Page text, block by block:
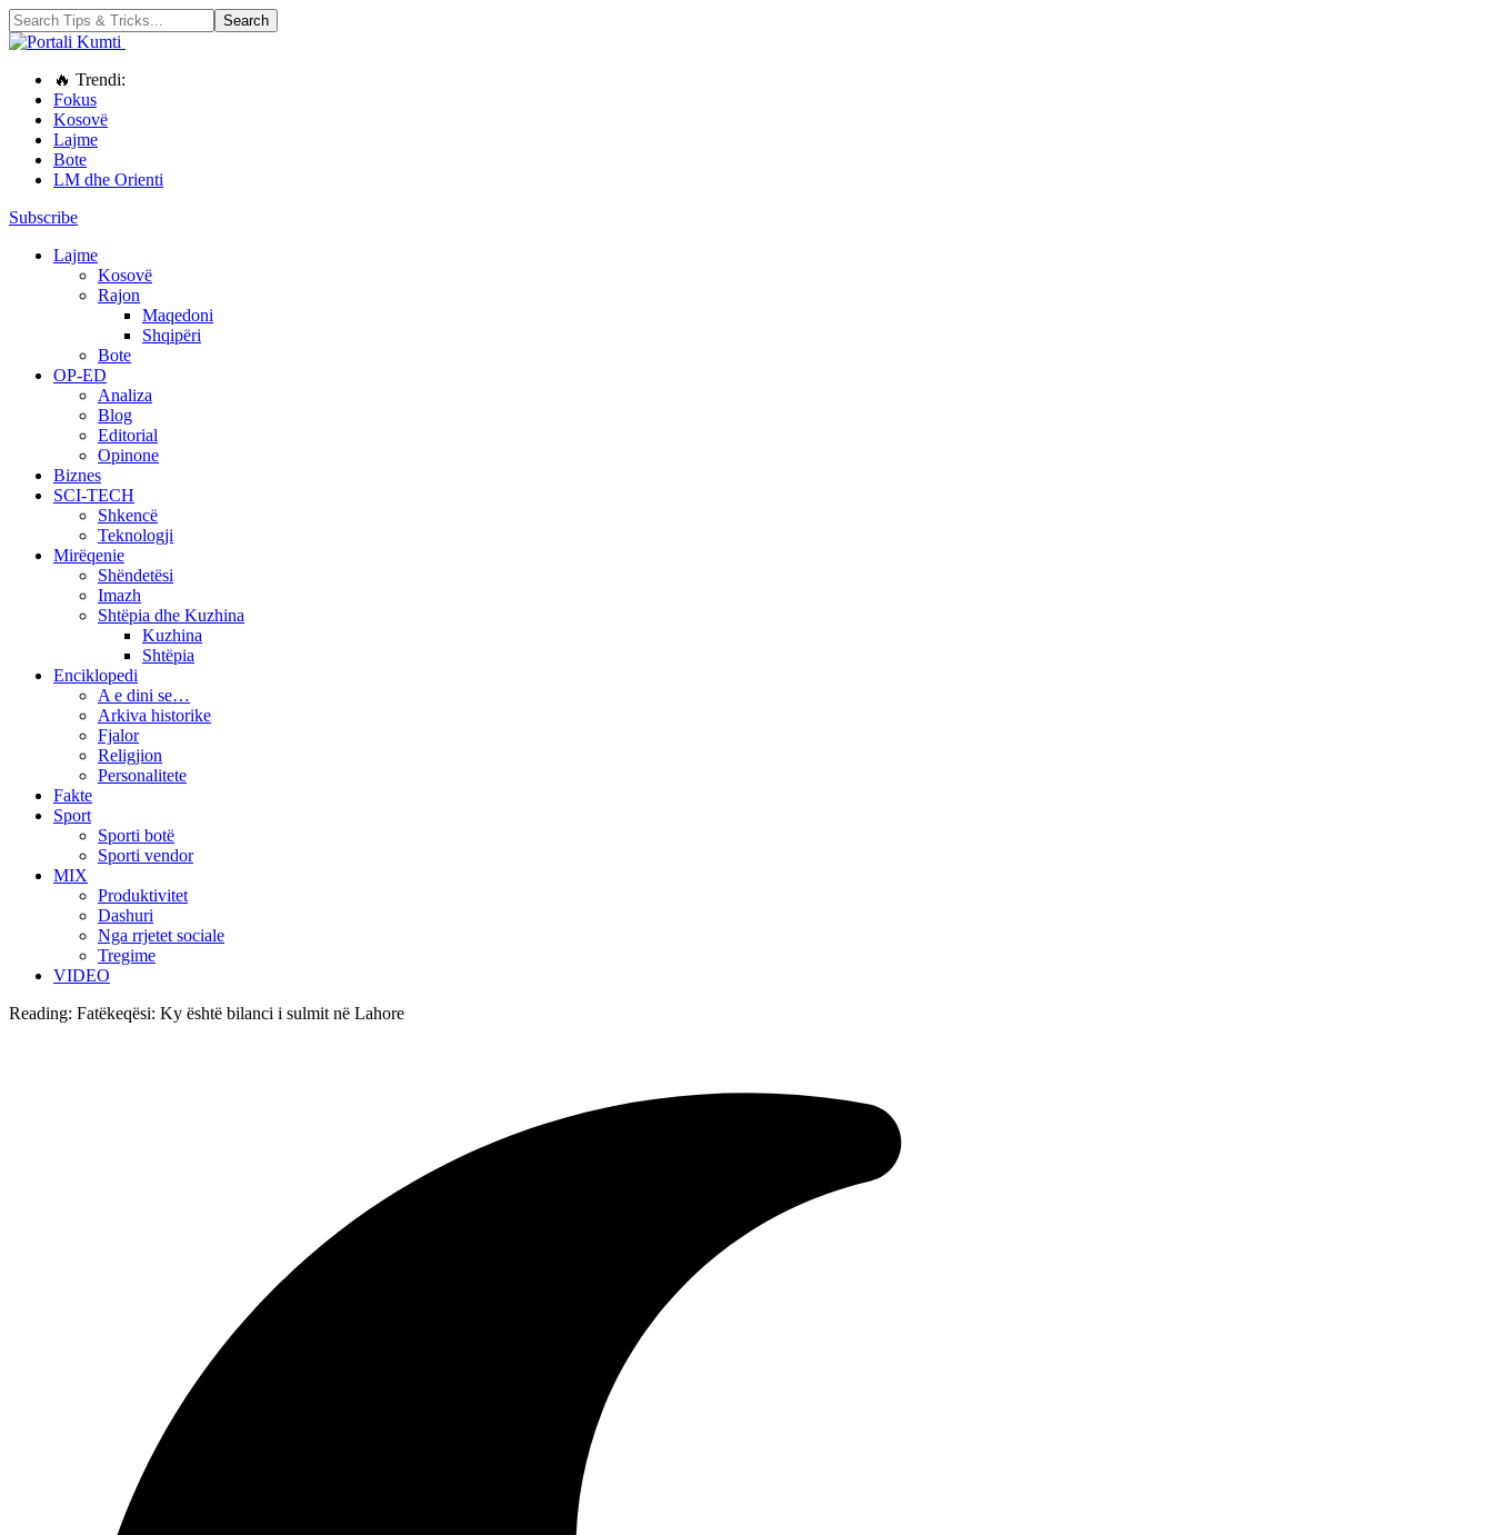
🔥 Trendi:
Fokus
Kosovë
Lajme
Bote
LM dhe Orienti
Subscribe
Lajme
Kosovë
Rajon
Maqedoni
Shqipëri
Bote
OP-ED
Analiza
Blog
Editorial
Opinone
Biznes
SCI-TECH
Shkencë
Teknologji
Mirëqenie
Shëndetësi
Imazh
Shtëpia dhe Kuzhina
Kuzhina
Shtëpia
Enciklopedi
A e dini se…
Arkiva historike
Fjalor
Religjion
Personalitete
Fakte
Sport
Sporti botë
Sporti vendor
MIX
Produktivitet
Dashuri
Nga rrjetet sociale
Tregime
VIDEO
Reading: Fatëkeqësi: Ky është bilanci i sulmit në Lahore